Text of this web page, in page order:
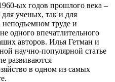
ых годов прошлого века –
для ученых, так и для
труде и
одного впечатлительного
авторов. Илья Гетман и
научно-популярной статье
развиваются
в одном из самых